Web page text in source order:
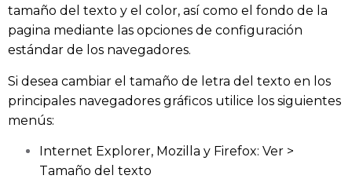
tamaño del texto y el color, así como el fondo de la
pagina mediante las opciones de configuración
estándar de los navegadores.
Si desea cambiar el tamaño de letra del texto en los
principales navegadores gráficos utilice los siguientes
menús:
Internet Explorer, Mozilla y Firefox: Ver >
Tamaño del texto